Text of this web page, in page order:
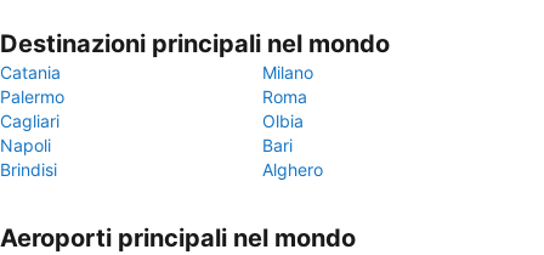
Destinazioni principali nel mondo
Catania
Milano
Palermo
Roma
Cagliari
Olbia
Napoli
Bari
Brindisi
Alghero
Aeroporti principali nel mondo